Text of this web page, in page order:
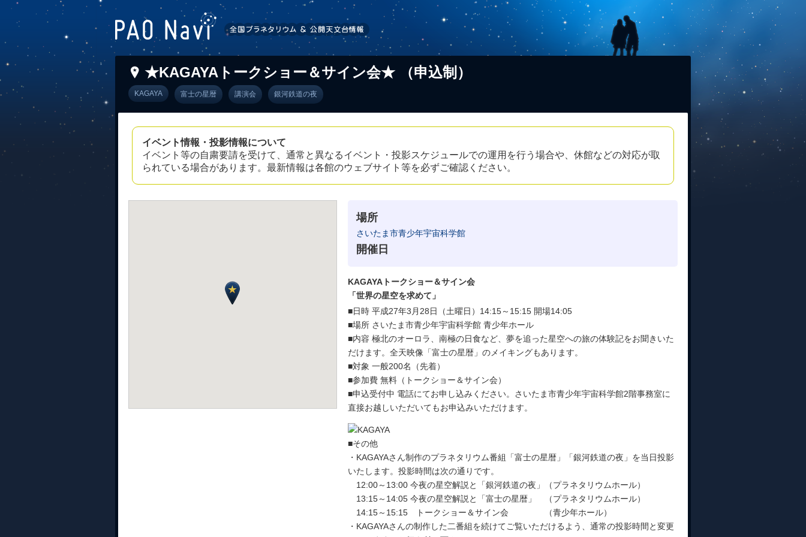
★KAGAYAトークショー＆サイン会★ （申込制）
KAGAYA 富士の星暦 講演会 銀河鉄道の夜
イベント情報・投影情報について
イベント等の自粛要請を受けて、通常と異なるイベント・投影スケジュールでの運用を行う場合や、休館などの対応が取
られている場合があります。最新情報は各館のウェブサイト等を必ずご確認ください。
場所
さいたま市青少年宇宙科学館
開催日
KAGAYAトークショー＆サイン会
「世界の星空を求めて」
■日時 平成27年3月28日（土曜日）14:15～15:15 開場14:05
■場所 さいたま市青少年宇宙科学館 青少年ホール
■内容 極北のオーロラ、南極の日食など、夢を追った星空への旅の体験記をお聞きいた
だけます。全天映像「富士の星暦」のメイキングもあります。
■対象 一般200名（先着）
■参加費 無料（トークショー＆サイン会）
■申込受付中 電話にてお申し込みください。さいたま市青少年宇宙科学館2階事務室に
直接お越しいただいてもお申込みいただけます。
■その他
・KAGAYAさん制作のプラネタリウム番組「富士の星暦」「銀河鉄道の夜」を当日投影
いたします。投影時間は次の通りです。
12:00～13:00 今夜の星空解説と「銀河鉄道の夜」（プラネタリウムホール）
13:15～14:05 今夜の星空解説と「富士の星暦」 （プラネタリウムホール）
14:15～15:15 トークショー＆サイン会 （青少年ホール）
・KAGAYAさんの制作した二番組を続けてご覧いただけるよう、通常の投影時間と変更